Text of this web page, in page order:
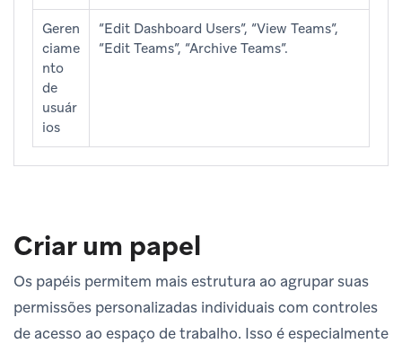
Geren
ciame
nto
de
usuár
ios
“Edit Dashboard Users”, “View Teams”,
“Edit Teams”, “Archive Teams”.
Criar um papel
Os papéis permitem mais estrutura ao agrupar suas
permissões personalizadas individuais com controles
de acesso ao espaço de trabalho. Isso é especialmente